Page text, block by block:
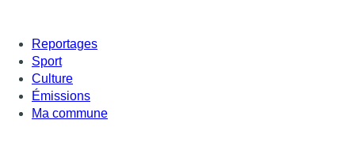
Reportages
Sport
Culture
Émissions
Ma commune